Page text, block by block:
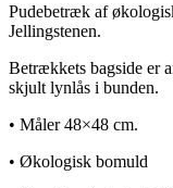
Pudebetræk af
Jellingstenen.
Betrækkets bagside er
skjult lynlås i bunden.
• Måler 48×48 cm.
• Økologisk bomuld